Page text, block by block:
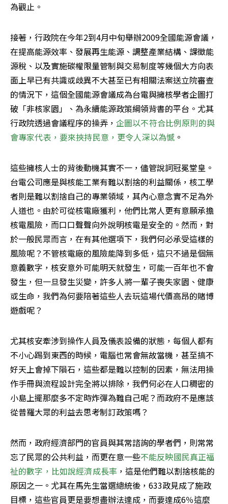
為觀止。
接著，行政院在今年2到4月中旬舉辦2009全國能源會議，
在提高能源效率、發展再生能源、調整產業結構、課徵能
源稅、以及實施碳權限量管制與交易制度等幾個大方向表
面上早已有共識或歧異不大甚至已有相關法案送立院審查
的情況下，這個全國能源會議成為台電與擁核學者企圖打
破「非核家園」、為永續能源政策綱領背書的平台。尤其
行政院透過會議程序的操弄， 企圖以不符合比例原則的與
會專家代表，要來挾持民意，更令人深以為憾 。
這些擁核人士的背後動機其實不一，儘管說詞冠冕堂皇。
台電公司應是與核能工業有難以割捨的利益關係，核工學
者則是難以割捨自己的專業領域，其內心意念實不足為外
人道也。由於可從核電廠獲利，他們比常人更有意願承擔
核電風險，而口口聲聲向外說明核電是安全的。然而，對
於一般民眾而言，在有其他選項下，我們何必承受這樣的
風險呢？不管核電廠的風險能降到多低，這只不過是個無
意義數字，核安意外可能明天就發生，可能一百年也不會
發生，但一旦發生災變，許多人將一輩子喪失家園、健康
或生命，我們為何要陪著這些人去玩這場代價高昂的賭博
遊戲呢？
尤其核安牽涉到操作人員及儀表設備的狀態，每個人都有
不小心踢到東西的時候，電腦也常會無故當機，甚至搞不
好天上會掉下隕石，這些都是難以控制的因素，無法用操
作手冊與流程設計完全將以排除，我們何必在人口稠密的
小島上擺那麼多不定時炸彈為難自己呢？而政府不是應該
從普羅大眾的利益去思考制訂政策嗎？
然而，政府經濟部門的官員與其常諮詢的學者們，則常常
忘了民眾的公共利益，而更在意一些不能反映國民真正福
祉的數字，比如說經濟成長率 ，這是他們難以割捨核能的
原因之一。尤其在馬先生當選總統後，633政見成了施政
目標，這些官員更是要想盡辦法達成，而要達成6％這麼